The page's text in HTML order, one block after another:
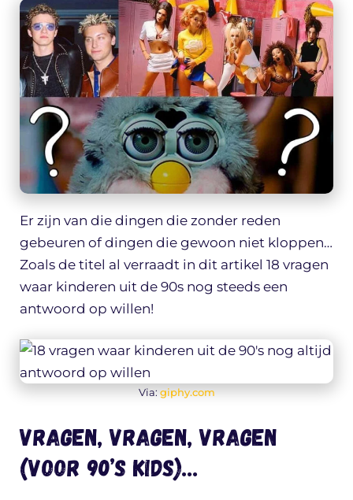
Er zijn van die dingen die zonder reden
gebeuren of dingen die gewoon niet kloppen…
Zoals de titel al verraadt in dit artikel 18 vragen
waar kinderen uit de 90s nog steeds een
antwoord op willen!
Via: giphy.com
Vragen, vragen, vragen
(voor 90’s kids)…